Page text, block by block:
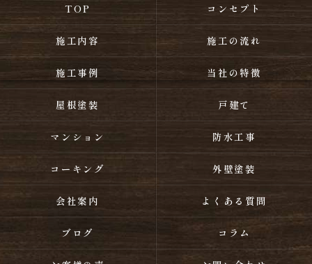
TOP コンセプト
施工内容 施工の流れ
施工事例 当社の特徴
屋根塗装 戸建て
マンション 防水工事
コーキング 外壁塗装
会社案内 よくある質問
ブログ コラム